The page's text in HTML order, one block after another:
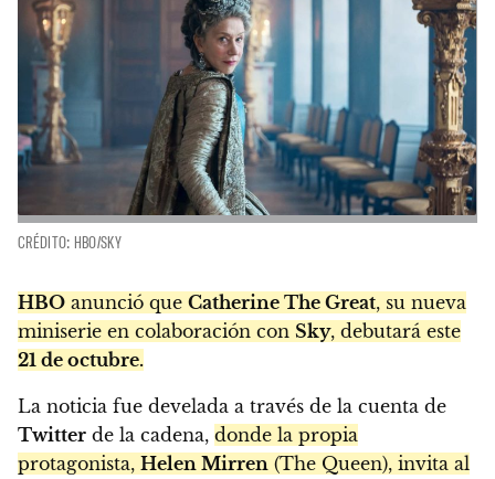
CRÉDITO: HBO/SKY
HBO anunció que Catherine The Great, su nueva
miniserie en colaboración con Sky, debutará este
21 de octubre.
La noticia fue develada a través de la cuenta de
Twitter de la cadena, donde la propia
protagonista, Helen Mirren (The Queen), invita al